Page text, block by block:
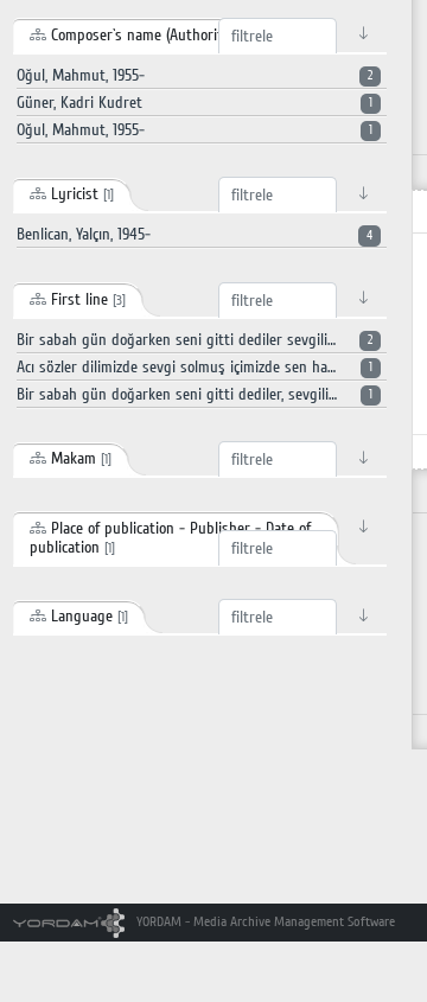
Composer`s name (Authority record)
Oğul, Mahmut, 1955- 2
Güner, Kadri Kudret 1
Oğul, Mahmut, 1955- 1
Lyricist [1]
Benlican, Yalçın, 1945- 4
First line [3]
Bir sabah gün doğarken seni gitti dediler sevgilin vefasızdı bu aşk bitti dediler 2
Acı sözler dilimizde sevgi solmuş içimizde sen haklısın ben de öyle ayrılığın suçu kimde 1
Bir sabah gün doğarken seni gitti dediler, sevgilin vefasızdı bu aşk bitti dediler 1
Makam [1]
Place of publication - Publisher - Date of
publication [1]
Language [1]
YORDAM - Media Archive Management Software